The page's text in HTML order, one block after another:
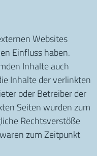
Websites
Einfluss haben.
Inhalte auch
Inhalte der verlinkten
oder Betreiber der
Seiten wurden zum
Rechtsverstöße
zum Zeitpunkt